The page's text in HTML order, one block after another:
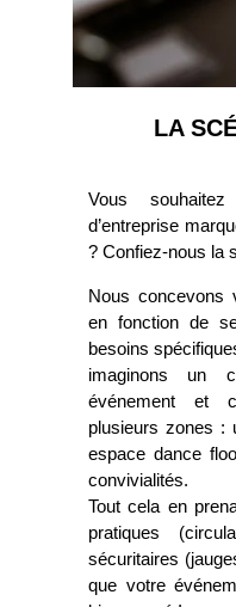
LA
Vous
d’entreprise
? Confiez-nous la
Nous concevons
en fonction de
besoins
imaginons un
événement et
plusieurs zones :
espace dance
convivialités.
Tout cela en
pratiques
sécuritaires
que votre